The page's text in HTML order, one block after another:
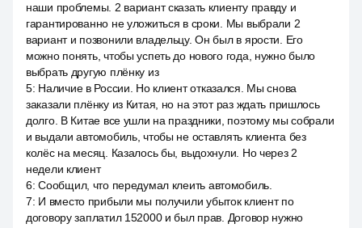
наши проблемы. 2 вариант сказать клиенту правду и
гарантированно не уложиться в сроки. Мы выбрали 2
вариант и позвонили владельцу. Он был в ярости. Его
можно понять, чтобы успеть до нового года, нужно было
выбрать другую плёнку из
5: Наличие в России. Но клиент отказался. Мы снова
заказали плёнку из Китая, но на этот раз ждать пришлось
долго. В Китае все ушли на праздники, поэтому мы собрали
и выдали автомобиль, чтобы не оставлять клиента без
колёс на месяц. Казалось бы, выдохнули. Но через 2
недели клиент
6:Сообщил, что передумал клеить автомобиль.
7: И вместо прибыли мы получили убыток клиент по
договору заплатил 152000 и был прав. Договор нужно